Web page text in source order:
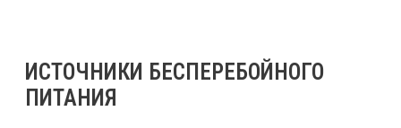
ИСТОЧНИКИ БЕСПЕРЕБОЙНОГО
ПИТАНИЯ